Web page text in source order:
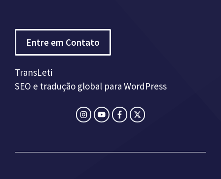
Entre em Contato
TransLeti
SEO e tradução global para WordPress